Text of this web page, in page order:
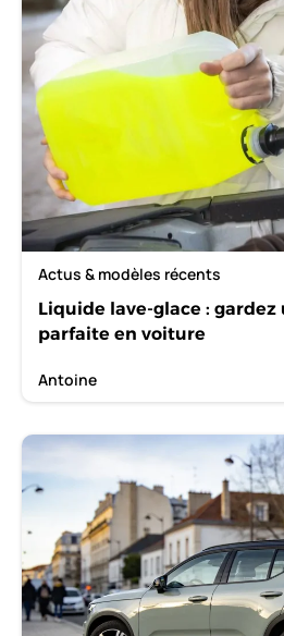
Actus & modèles récents
Liquide lave-glace :
parfaite en voiture
Antoine